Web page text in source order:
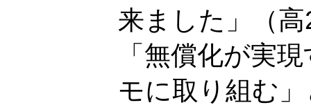
来ました」（
「無償化が実
モに取り組む